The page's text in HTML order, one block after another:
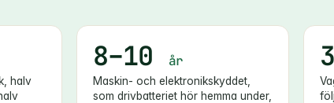
halv
8–10 år
Maskin- och elektronikskyddet,
som drivbatteriet hör hemma under,
3